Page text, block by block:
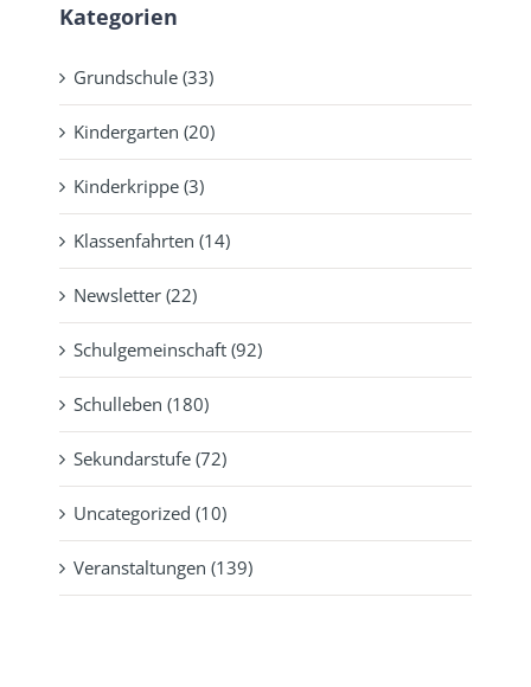
Kategorien
Grundschule (33)
Kindergarten (20)
Kinderkrippe (3)
Klassenfahrten (14)
Newsletter (22)
Schulgemeinschaft (92)
Schulleben (180)
Sekundarstufe (72)
Uncategorized (10)
Veranstaltungen (139)